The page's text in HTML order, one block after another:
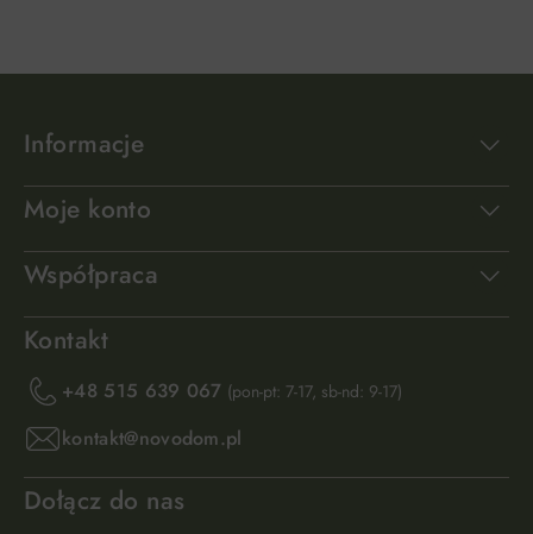
Informacje
Moje konto
Współpraca
Kontakt
+48 515 639 067 (pon-pt: 7-17, sb-nd: 9-17)
kontakt@novodom.pl
Dołącz do nas